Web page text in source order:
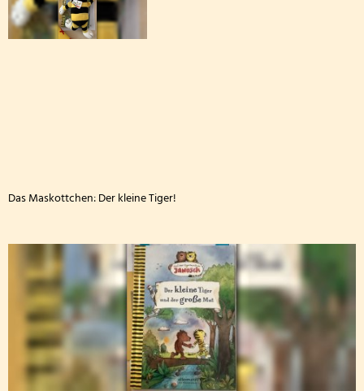
Fußballturnier Kreismeisterschaft der Mädchen
Kreissportfest 2026
Archiv: Aktionen während des Schuljahres 2024/
Archiv: Aktionen während des Schuljahres 2023/
Archiv: Aktionen während des Schuljahres 2022/
Das Maskottchen: Der kleine Tiger!